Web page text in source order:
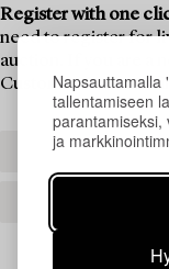
Napsauttamalla
tallentamiseen
parantamiseksi,
ja
Register with one
need to register for
auction. If you are a
Customer Account